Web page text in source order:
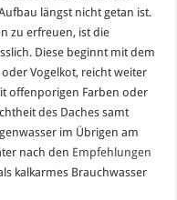
längst nicht getan ist.
zu erfreuen, ist die
Diese beginnt mit dem
Vogelkot, reicht weiter
offenporigen Farben oder
des Daches samt
im Übrigen am
nach den Empfehlungen
kalkarmes Brauchwasser